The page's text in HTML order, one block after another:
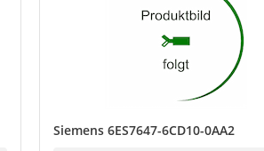
Siemens 6ES7647-6CD10-0AA2